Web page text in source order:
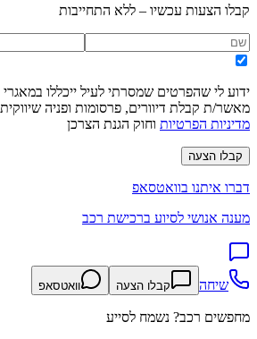
קבלו הצעות עכשיו – ללא התחייבות
ידוע לי שהפרטים שמסרתי לעיל ייכללו במאגרי
מאשר/ת קבלת דיוורים, פרסומות ופניה
מדיניות הפרטיות וחוק הגנת הצרכן
קבלו הצעה
דברו איתנו בוואטסאפ
מענה אנושי לסיוע ברכישת רכב
שיחה קבלו הצעה וואטסאפ
מחפשים רכב? נשמח לסייע